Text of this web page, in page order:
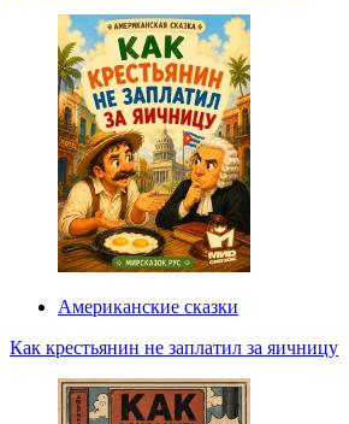
Американские сказки
Как крестьянин не заплатил за яичницу